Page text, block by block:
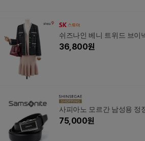
쉬즈나인 베니 트위드 브이
36,800원
사피아노 모르간 남성용 정
75,000원